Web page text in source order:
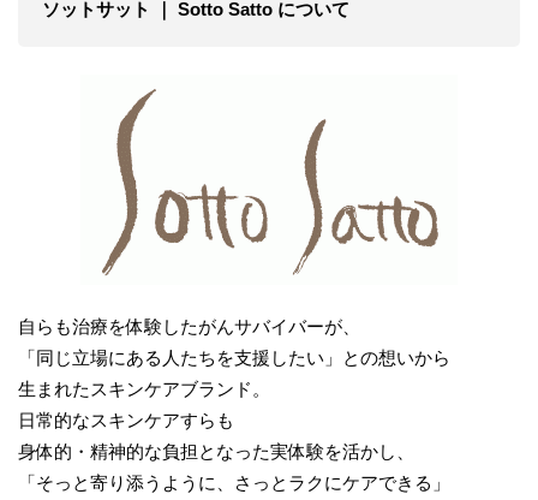
ソットサット ｜ Sotto Satto について
自らも治療を体験したがんサバイバーが、
「同じ立場にある人たちを支援したい」との想いから
生まれたスキンケアブランド。
日常的なスキンケアすらも
身体的・精神的な負担となった実体験を活かし、
「そっと寄り添うように、さっとラクにケアできる」